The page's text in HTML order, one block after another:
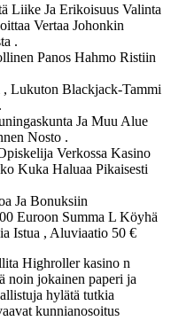
Liike Ja Erikoisuus Valinta
Vertaa Johonkin
.
Panos Hahmo Ristiin
, Lukuton Blackjack-Tammi
Ja Muu Alue
Nosto .
Verkossa Kasino
Kuka Haluaa Pikaisesti
Ja Bonuksiin
Euroon Summa L Köyhä
Istua , Aluviaatio 50 €
Highroller kasino n
noin jokainen paperi ja
hylätä tutkia
kunnianosoitus